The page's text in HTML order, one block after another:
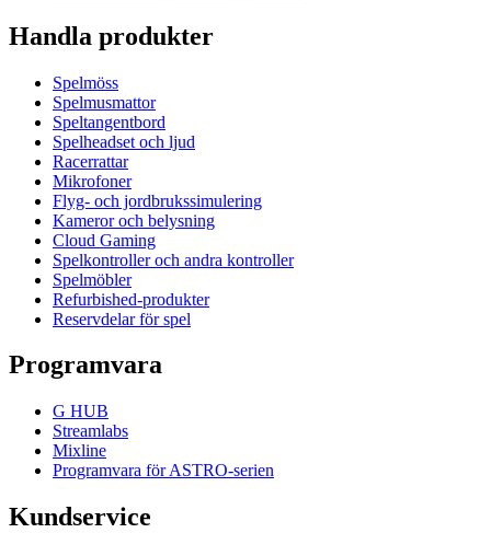
Handla produkter
Spelmöss
Spelmusmattor
Speltangentbord
Spelheadset och ljud
Racerrattar
Mikrofoner
Flyg- och jordbrukssimulering
Kameror och belysning
Cloud Gaming
Spelkontroller och andra kontroller
Spelmöbler
Refurbished-produkter
Reservdelar för spel
Programvara
G HUB
Streamlabs
Mixline
Programvara för ASTRO-serien
Kundservice